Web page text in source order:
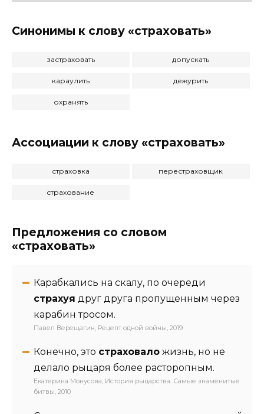
Синонимы к слову «страховать»
застраховать допускать
караулить дежурить
охранять
Ассоциации к слову «страховать»
страховка перестраховщик
страхование
Предложения со словом
«страховать»
Карабкались на скалу, по очереди
страхуя друг друга пропущенным через
карабин тросом.
Павел Верещагин, Рецепт одной войны, 2019
Конечно, это страховало жизнь, но не
делало рыцаря более расторопным.
Екатерина Монусова, История рыцарства. Самые знаменитые
битвы, 2010